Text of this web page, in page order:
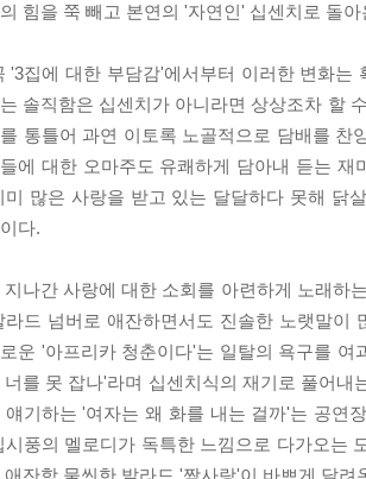
힘을 쭉 빼고 본연의 '자연인' 십센치로 돌
'3집에 대한 부담감'에서부터 이러한 변화
솔직함은 십센치가 아니라면 상상조차 할
통틀어 과연 이토록 노골적으로 담배를
에 대한 오마주도 유쾌하게 담아내 듣는
미 많은 사랑을 받고 있는 달달하다 못해 닭
다.
지나간 사랑에 대한 소회를 아련하게 노래하
라드 넘버로 애잔하면서도 진솔한 노랫말이
운 '아프리카 청춘이다'는 일탈의 욕구를
너를 못 잡나'라며 십센치식의 재기로 풀어
얘기하는 '여자는 왜 화를 내는 걸까'는 공연
시풍의 멜로디가 독특한 느낌으로 다가오는
애잔함 물씬한 발라드 '짝사랑'이 바쁘게 달